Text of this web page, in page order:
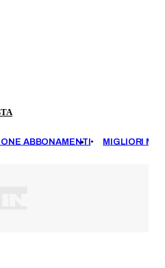
ABBONAMENTI MIGLIORI